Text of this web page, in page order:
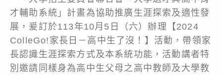
才輔助系統」計畫為協助推廣生涯探索及適性發
展，爰訂於113年10月5日（六）辦理【2024
ColleGo!家長日－高中生了沒！】活動，帶領家
長認識生涯探索方式及本系統功能，活動講者特
別邀請同樣身為高中生父母之高中教師及大學教